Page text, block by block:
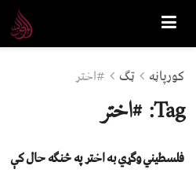
کورپاڼه ټګ #اختر
Tag: #اختر
فلسطيني وګړي به اختر په څنګه حال کې